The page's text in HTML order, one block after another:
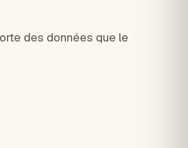
des données que le